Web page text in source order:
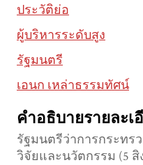
ประวัติย่อ
ผู้บริหารระดับสูง
รัฐมนตรี
เอนก เหล่าธรรมทัศน์
คำอธิบายรายละเ
รัฐมนตรีว่าการกระทร
วิจัยและนวัตกรรม (5 สิ